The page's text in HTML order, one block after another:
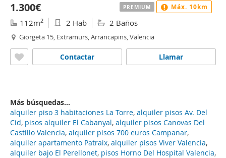
1.300€
112m2 2 Hab 2 Baños
Giorgeta 15, Extramurs, Arrancapins, Valencia
Llamar
Contactar
PREMIUM Máx. 10km
Más búsquedas...
alquiler piso 3 habitaciones La Torre, alquiler pisos Av. Del
Cid, pisos alquiler El Cabanyal, alquiler pisos Canovas Del
Castillo Valencia, alquiler pisos 700 euros Campanar,
alquiler apartamento Patraix, alquiler pisos Viver Valencia,
alquiler bajo El Perellonet, pisos Horno Del Hospital Valencia,